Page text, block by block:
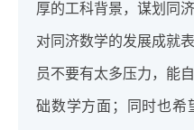
厚的工科背景，谋划同
对同济数学的发展成就
员不要有太多压力，能
础数学方面；同时也希